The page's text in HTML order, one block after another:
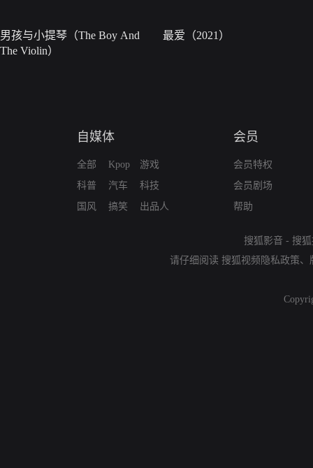
男孩与小提琴（The Boy And
The Violin）
最爱（2021）
自媒体
全部
科普
国风
Kpop
汽车
搞笑
游戏
科技
出品人
会员
会员特权
会员剧场
帮助
搜狐影音 - 搜
请仔细阅读 搜狐视频隐私政策、